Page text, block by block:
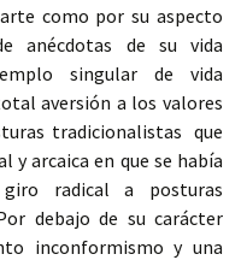
como por su aspecto
anécdotas de su vida
singular de vida
aversión a los valores
tradicionalistas que
y arcaica en que se había
radical a posturas
debajo de su carácter
inconformismo y una